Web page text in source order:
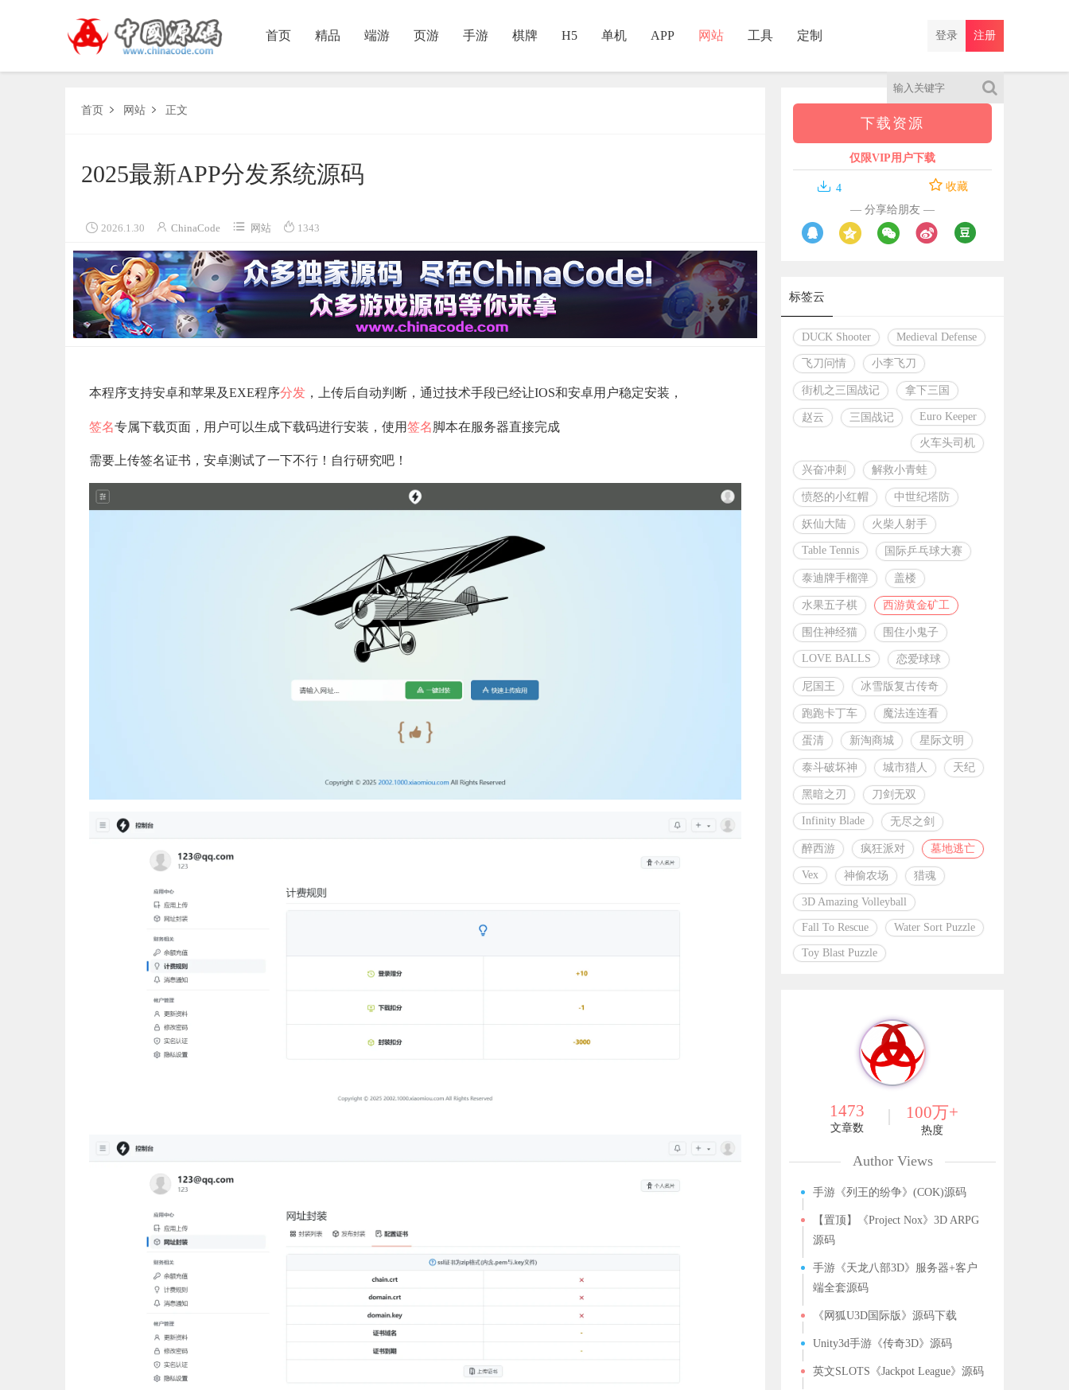
首页 精品 端游 页游 手游 棋牌 H5 单机 APP 网站 工具 定制 注册
登录
首页  网站  正文
2025最新APP分发系统源码
 2026.1.30  ChinaCode  网站  1343
本程序支持安卓和苹果及EXE程序分发 ，上传后自动判断，通过技术手段已经让IOS和安卓用户稳定安装，
签名专属下载页面，用户可以生成下载码进行安装，使用签名 脚本在服务器直接完成
需要上传签名证书，安卓测试了一下不行！自行研究吧！
下载资源
仅限VIP用户下载
 4
收藏
— 分享给朋友 —
标签云
DUCK Shooter Medieval Defense
飞刀问情 小李飞刀
街机之三国战记 拿下三国
赵云 三国战记 Euro Keeper
火车头司机
兴奋冲刺 解救小青蛙
愤怒的小红帽 中世纪塔防
妖仙大陆 火柴人射手
Table Tennis 国际乒乓球大赛
泰迪牌手榴弹 盖楼
水果五子棋 西游黄金矿工
围住神经猫 围住小鬼子
LOVE BALLS 恋爱球球
尼国王 冰雪版复古传奇
跑跑卡丁车 魔法连连看
蛋清 新淘商城 星际文明
泰斗破坏神 城市猎人 天纪
黑暗之刃 刀剑无双
Infinity Blade 无尽之剑
醉西游 疯狂派对 墓地逃亡
Vex 神偷农场 猎魂
3D Amazing Volleyball
Fall To Rescue Water Sort Puzzle
Toy Blast Puzzle
1473
文章数
100万+
热度
Author Views
手游《列王的纷争》(COK)源码
【置顶】《Project Nox》3D ARPG
源码
手游《天龙八部3D》服务器+客户
端全套源码
《网狐U3D国际版》源码下载
Unity3d手游《传奇3D》源码
英文SLOTS《Jackpot League》源码